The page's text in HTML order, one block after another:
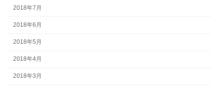
2018年7月
2018年6月
2018年5月
2018年4月
2018年3月